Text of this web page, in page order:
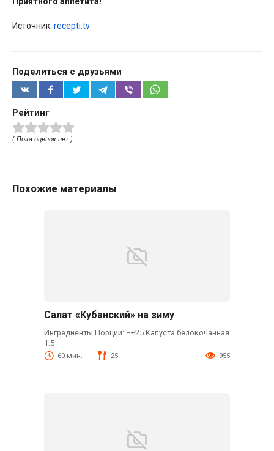
Источник: recepti.tv
Поделиться с друзьями
Рейтинг
( Пока оценок нет )
Похожие материалы
Салат «Кубанский» на зиму
Ингредиенты Порции: –+25 Капуста белокочанная
1.5
60 мин. 25 955